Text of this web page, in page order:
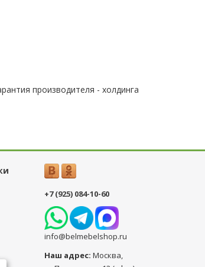
производителя - холдинга
+7 (925) 084-10-60
info@belmebelshop.ru
Наш адрес: Москва,